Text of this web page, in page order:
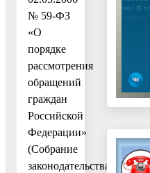
№ 59-ФЗ
«О
порядке
рассмотрения
обращений
граждан
Российской
Федерации»
(Собрание
законодательства